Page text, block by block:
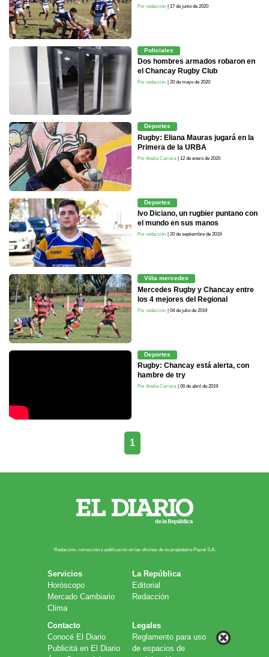
Por redacción | 17 de junio de 2020
Policiales
Dos hombres armados robaron en
el Chancay Rugby Club
Por redacción | 20 de mayo de 2020
Deportes
Rugby: Eliana Mauras jugará en la
Primera de la URBA
Por Analía Carrara | 12 de enero de 2020
Deportes
Ivo Diciano, un rugbier puntano con
el mundo en sus manos
Por redacción | 20 de septiembre de 2019
Villa mercedes
Mercedes Rugby y Chancay entre
los 4 mejores del Regional
Por redacción | 04 de julio de 2019
Deportes
Rugby: Chancay está alerta, con
hambre de try
Por Analía Carrara | 06 de abril de 2019
1
Redacción, corrección y publicación en las oficinas de su propietario Payn​é S.A.
Servicios
Horóscopo
Mercado Cambiario
Clima
La República
Editorial
Redacción
Contacto
Conocé El Diario
Publicitá en El Diario
Legales
Reglamento para uso
de espacios de